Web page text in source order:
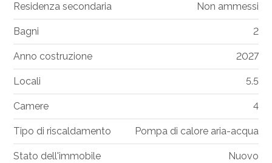
Residenza secondaria Non ammessi
Bagni 2
Anno costruzione 2027
Locali 5.5
Camere 4
Tipo di riscaldamento Pompa di calore aria-acqua
Stato dell'immobile Nuovo